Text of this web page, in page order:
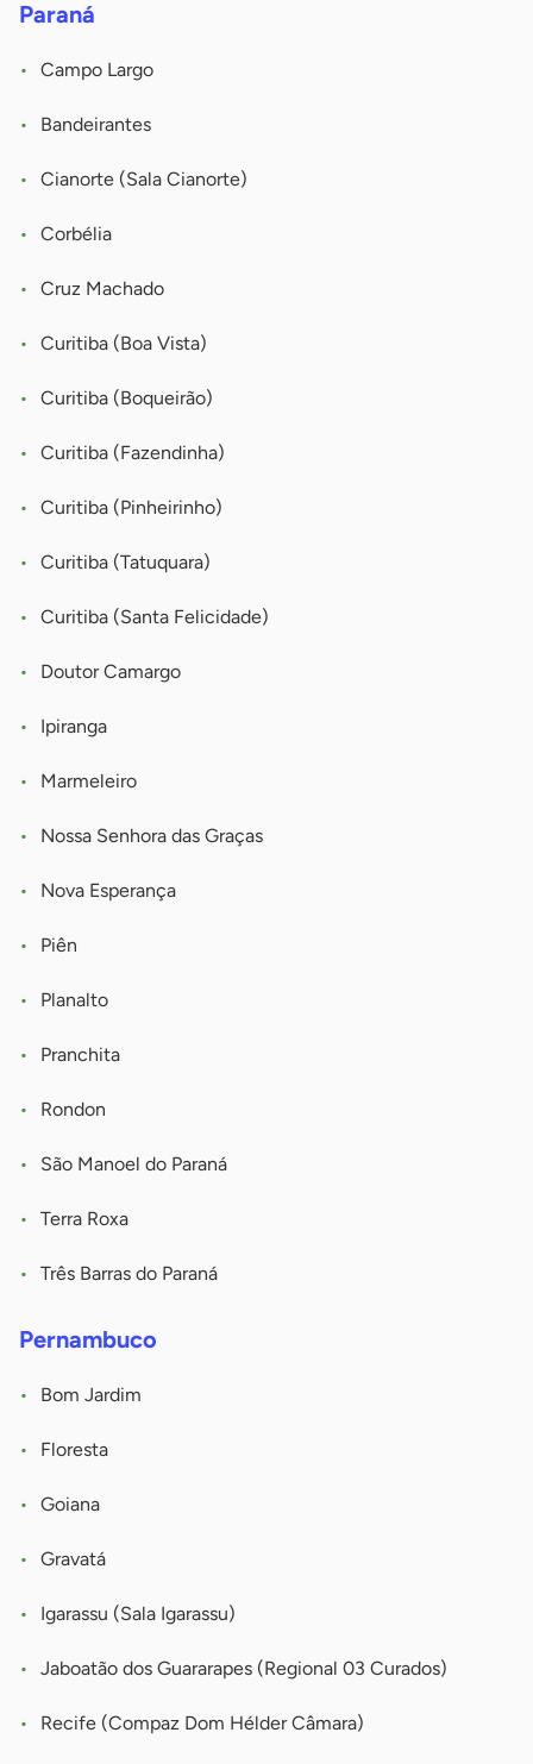
Paraná
Campo Largo
Bandeirantes
Cianorte (Sala Cianorte)
Corbélia
Cruz Machado
Curitiba (Boa Vista)
Curitiba (Boqueirão)
Curitiba (Fazendinha)
Curitiba (Pinheirinho)
Curitiba (Tatuquara)
Curitiba (Santa Felicidade)
Doutor Camargo
Ipiranga
Marmeleiro
Nossa Senhora das Graças
Nova Esperança
Piên
Planalto
Pranchita
Rondon
São Manoel do Paraná
Terra Roxa
Três Barras do Paraná
Pernambuco
Bom Jardim
Floresta
Goiana
Gravatá
Igarassu (Sala Igarassu)
Jaboatão dos Guararapes (Regional 03 Curados)
Recife (Compaz Dom Hélder Câmara)